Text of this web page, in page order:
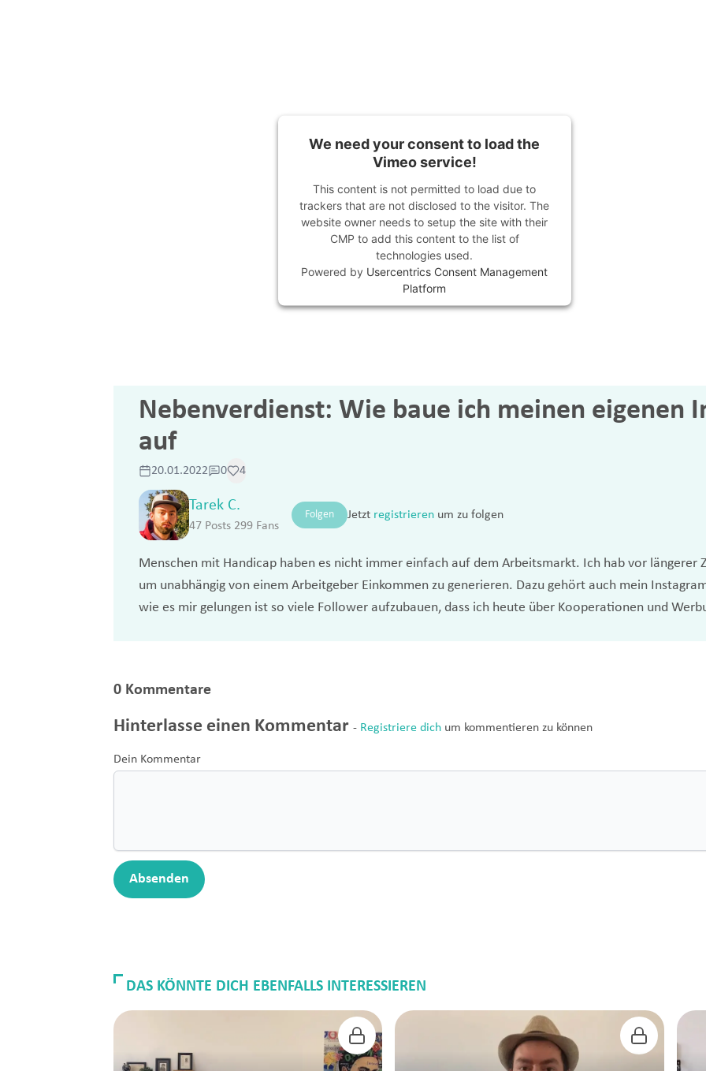
We need your consent to load the
Vimeo service!
This content is not permitted to load due to
trackers that are not disclosed to the visitor. The
website owner needs to setup the site with their
CMP to add this content to the list of
technologies used.
Powered by Usercentrics Consent Management
Platform
Nebenverdienst: Wie baue ich meinen eigenen
auf
20.01.2022 0 4
Tarek C.
47 Posts 299 Fans
Folgen Jetzt registrieren um zu folgen
Menschen mit Handicap haben es nicht immer einfach auf dem Arbeitsmarkt. Ich hab vor längerer
um unabhängig von einem Arbeitgeber Einkommen zu generieren. Dazu gehört auch mein
wie es mir gelungen ist so viele Follower aufzubauen, dass ich heute über Kooperationen und
0 Kommentare
Hinterlasse einen Kommentar - Registriere dich um kommentieren zu können
Dein Kommentar
Absenden
DAS KÖNNTE DICH EBENFALLS INTERESSIEREN